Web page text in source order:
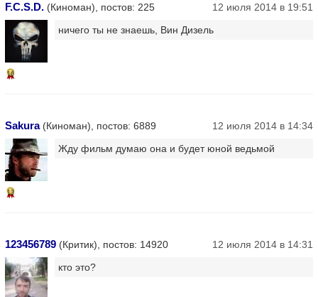
F.C.S.D. (Киноман), постов: 225 12 июля 2014 в 19:51
16
ничего ты не знаешь, Вин Дизель
Sakura(Киноман), постов: 6889 12 июля 2014 в 14:34
13
Жду фильм думаю она и будет юной ведьмой
123456789 (Критик), постов: 14920 12 июля 2014 в 14:31
кто это?